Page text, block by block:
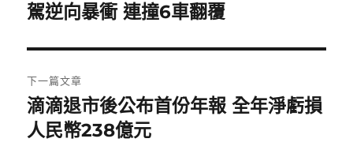
導
覽
一
文
章:
駕逆向暴衝 連撞6車翻覆
下一篇文章
下
一
滴滴退市後公布首份年報 全年淨虧損
人民幣238億元